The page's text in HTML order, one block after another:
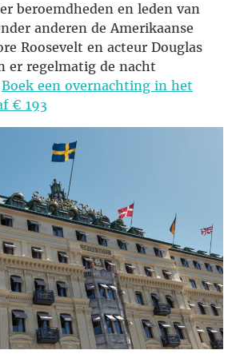
beroemdheden en leden van
anderen de Amerikaanse
Roosevelt en acteur Douglas
er regelmatig de nacht
Boek een overnachting in het
€ 193